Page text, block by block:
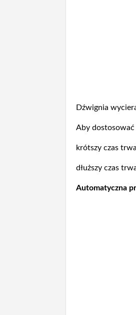
Dźwignia
Aby dostosować
krótszy czas
dłuższy czas
Automatyczna